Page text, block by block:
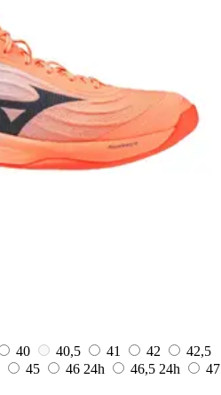
40 40,5 41 42
42,5
45 46 24h 46,5 24h
47